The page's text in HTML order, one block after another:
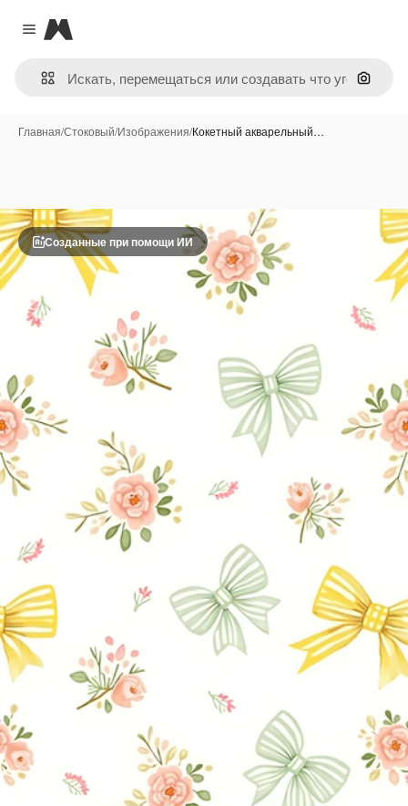
Close menu
Magnific
Поиск
Главная/Стоковый/Изображения/Кокетный акварельный…
Созданные при помощи ИИ